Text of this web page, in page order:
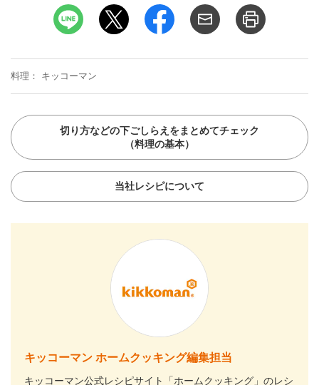
料理 キッコーマン
切り方などの下ごしらえをまとめてチェック
（料理の基本）
当社レシピについて
キッコーマン ホームクッキング編集担当
キッコーマン公式レシピサイト「ホームクッキング」のレシ